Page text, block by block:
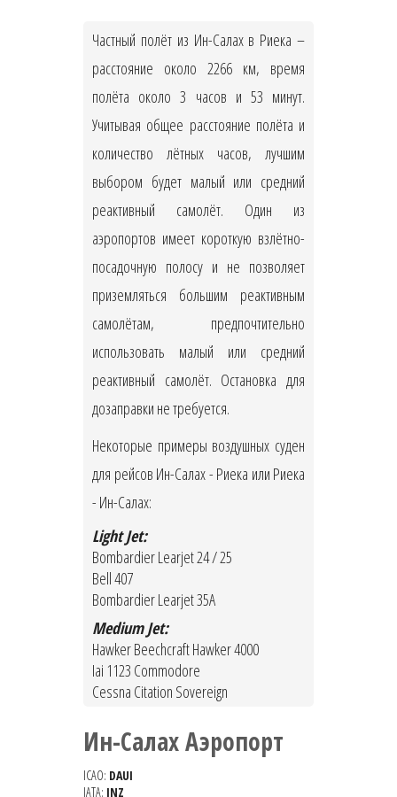
Частный полёт из Ин-Салах в Риека –
расстояние около 2266 км, время
полёта около 3 часов и 53 минут.
Учитывая общее расстояние полёта и
количество лётных часов, лучшим
выбором будет малый или средний
реактивный самолёт. Один из
аэропортов имеет короткую взлётно-
посадочную полосу и не позволяет
приземляться большим реактивным
самолётам, предпочтительно
использовать малый или средний
реактивный самолёт. Остановка для
дозаправки не требуется.
Некоторые примеры воздушных суден
для рейсов Ин-Салах - Риека или Риека
- Ин-Салах:
Light Jet:
Bombardier Learjet 24 / 25
Bell 407
Bombardier Learjet 35A
Medium Jet:
Hawker Beechcraft Hawker 4000
Iai 1123 Commodore
Cessna Citation Sovereign
Ин-Салах Аэропорт
ICAO: DAUI
IATA: INZ